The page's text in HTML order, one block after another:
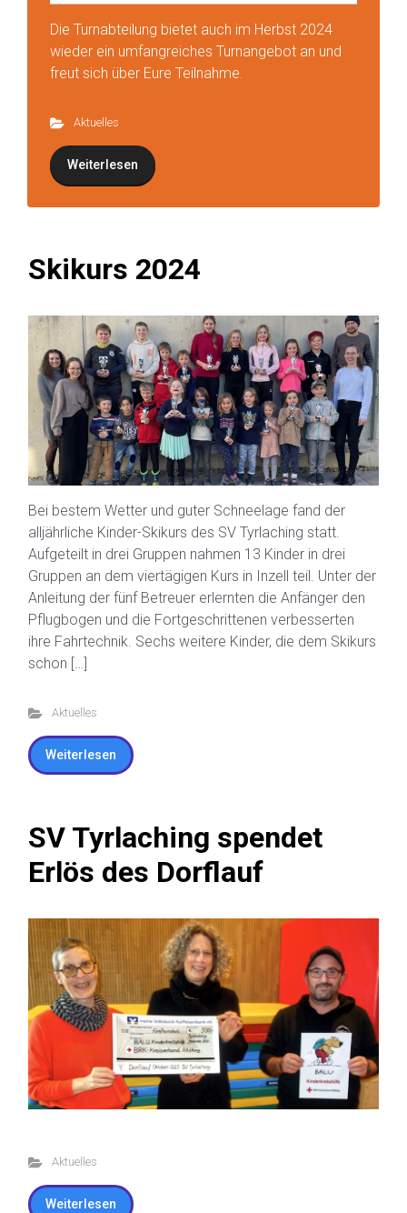
Die Turnabteilung bietet auch im Herbst 2024
wieder ein umfangreiches Turnangebot an und
freut sich über Eure Teilnahme.
Aktuelles
Weiterlesen
Skikurs 2024
Bei bestem Wetter und guter Schneelage fand der
alljährliche Kinder-Skikurs des SV Tyrlaching statt.
Aufgeteilt in drei Gruppen nahmen 13 Kinder in drei
Gruppen an dem viertägigen Kurs in Inzell teil. Unter der
Anleitung der fünf Betreuer erlernten die Anfänger den
Pflugbogen und die Fortgeschrittenen verbesserten
ihre Fahrtechnik. Sechs weitere Kinder, die dem Skikurs
schon […]
Aktuelles
Weiterlesen
SV Tyrlaching spendet
Erlös des Dorflauf
Aktuelles
Weiterlesen